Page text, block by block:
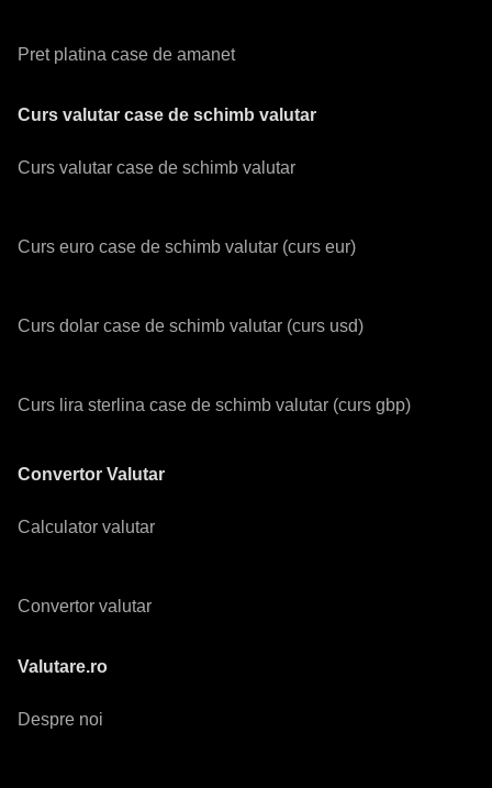
Pret platina case de amanet
Curs valutar case de schimb valutar
Curs valutar case de schimb valutar
Curs euro case de schimb valutar (curs eur)
Curs dolar case de schimb valutar (curs usd)
Curs lira sterlina case de schimb valutar (curs gbp)
Convertor Valutar
Calculator valutar
Convertor valutar
Valutare.ro
Despre noi